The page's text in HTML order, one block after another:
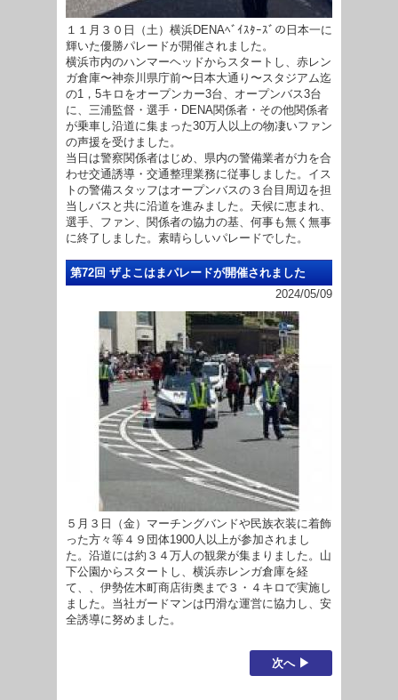
１１月３０日（土）横浜DENAﾍﾞｲｽﾀｰｽﾞの日本一に
輝いた優勝パレードが開催されました。
横浜市内のハンマーヘッドからスタートし、赤レン
ガ倉庫〜神奈川県庁前〜日本大通り〜スタジアム迄
の1，5キロをオープンカー3台、オープンバス3台
に、三浦監督・選手・DENA関係者・その他関係者
が乗車し沿道に集まった30万人以上の物凄いファン
の声援を受けました。
当日は警察関係者はじめ、県内の警備業者が力を合
わせ交通誘導・交通整理業務に従事しました。イス
トの警備スタッフはオープンバスの３台目周辺を担
当しバスと共に沿道を進みました。天候に恵まれ、
選手、ファン、関係者の協力の基、何事も無く無事
に終了しました。素晴らしいパレードでした。
第72回 ザよこはまパレードが開催されました
2024/05/09
５月３日（金）マーチングバンドや民族衣装に着飾
った方々等４９団体1900人以上が参加されまし
た。沿道には約３４万人の観衆が集まりました。山
下公園からスタートし、横浜赤レンガ倉庫を経
て、、伊勢佐木町商店街奥まで３・４キロで実施し
ました。当社ガードマンは円滑な運営に協力し、安
全誘導に努めました。
次へ ▶